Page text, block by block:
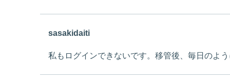
sasakidaiti
私もログインできないです。移管後、毎日のよ